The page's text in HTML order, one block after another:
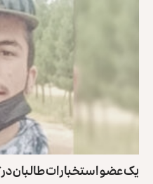
یک عضو استخبارات طالبان